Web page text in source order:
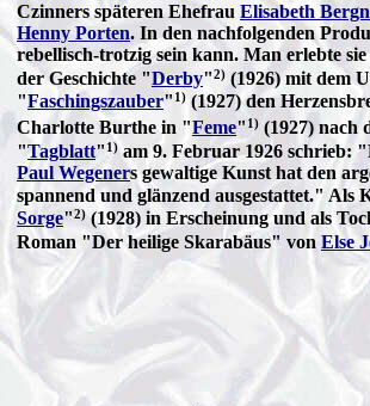
Czinners späteren Ehefrau Elisabeth
Henny Porten. In den nachfolgenden
rebellisch-trotzig sein kann. Man erlebte
der Geschichte "Derby"2) (1926) mit dem
"Faschingszauber" 1) (1927) den
Charlotte Burthe in "Feme" 1) (1927) nach
"Tagblatt" 1) am 9. Februar 1926 schrieb:
Paul Wegeners gewaltige Kunst hat den
spannend und glänzend ausgestattet." Als
Sorge"2) (1928) in Erscheinung und als
Roman "Der heilige Skarabäus" von Else